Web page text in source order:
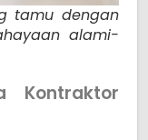
tamu dengan
alami-
Kontraktor